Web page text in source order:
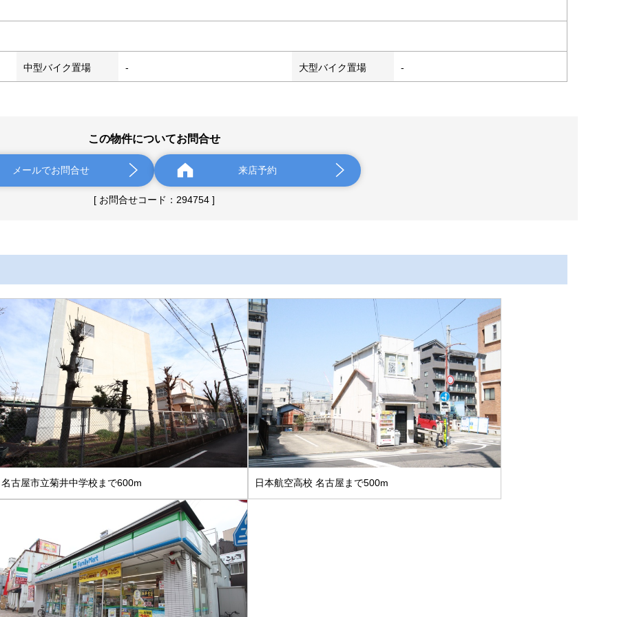
中型バイク置場 - 大型バイク置場 -
この物件についてお問合せ
メールでお問合せ 来店予約
[ お問合せコード：294754 ]
名古屋市立菊井中学校まで600m 日本航空高校 名古屋まで500m